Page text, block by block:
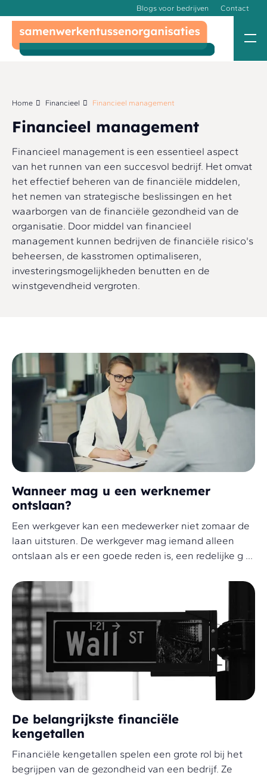
Blogs voor bedrijven Contact
Home Financieel Financieel management
Financieel management
Financieel management is een essentieel aspect
van het runnen van een succesvol bedrijf. Het omvat
het effectief beheren van de financiële middelen,
het nemen van strategische beslissingen en het
waarborgen van de financiële gezondheid van de
organisatie. Door middel van financieel
management kunnen bedrijven de financiële risico's
beheersen, de kasstromen optimaliseren,
investeringsmogelijkheden benutten en de
winstgevendheid vergroten.
Wanneer mag u een werknemer
ontslaan?
Een werkgever kan een medewerker niet zomaar de
laan uitsturen. De werkgever mag iemand alleen
ontslaan als er een goede reden is, een redelijke g ...
De belangrijkste financiële
kengetallen
Financiële kengetallen spelen een grote rol bij het
begrijpen van de gezondheid van een bedrijf. Ze